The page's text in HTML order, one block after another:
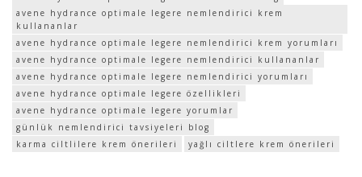
avene hydrance optimale legere nemlendirici krem
kullananlar
avene hydrance optimale legere nemlendirici krem yorumları
avene hydrance optimale legere nemlendirici kullananlar
avene hydrance optimale legere nemlendirici yorumları
avene hydrance optimale legere özellikleri
avene hydrance optimale legere yorumlar
günlük nemlendirici tavsiyeleri blog
karma ciltlilere krem önerileri
yağlı ciltlere krem önerileri